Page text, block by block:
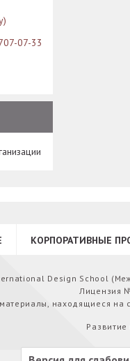
07-33
КОРПОРАТИВНЫЕ
Design School
Лицензия
находящиеся на